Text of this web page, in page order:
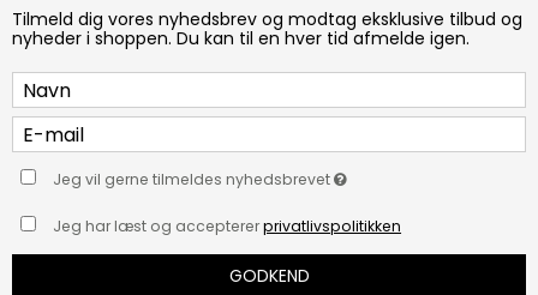
Tilmeld dig vores nyhedsbrev og modtag eksklusive tilbud og
nyheder i shoppen. Du kan til en hver tid afmelde igen.
Jeg vil gerne tilmeldes nyhedsbrevet
Jeg har læst og acceptererprivatlivspolitikken
GODKEND